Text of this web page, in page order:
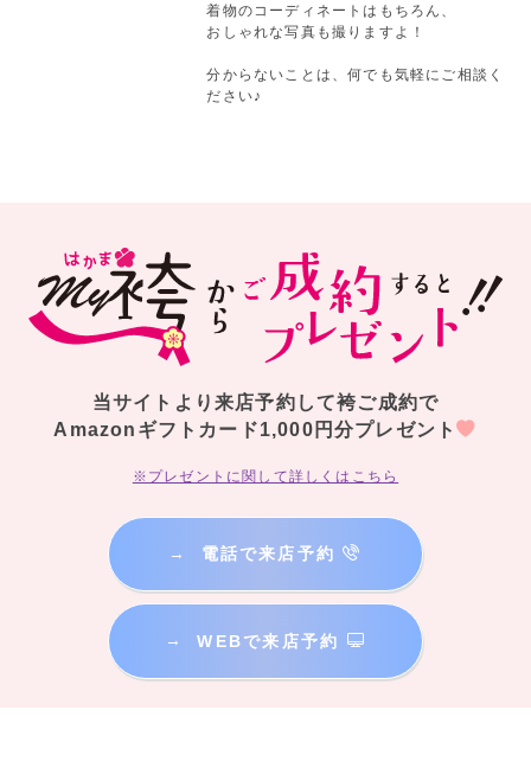
着物のコーディネートはもちろん、
おしゃれな写真も撮りますよ！
分からないことは、何でも気軽にご相談く
ださい♪
当サイトより来店予約して袴ご成約で
Amazonギフトカード1,000円分プレゼント
※プレゼントに関して詳しくはこちら
→ 電話で来店予約
→ WEBで来店予約